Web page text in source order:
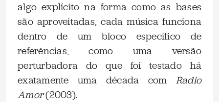
algo explícito na forma como as bases
são aproveitadas, cada música funciona
dentro de um bloco específico de
referências, como uma versão
perturbadora do que foi testado há
exatamente uma década com Radio
Amor(2003).